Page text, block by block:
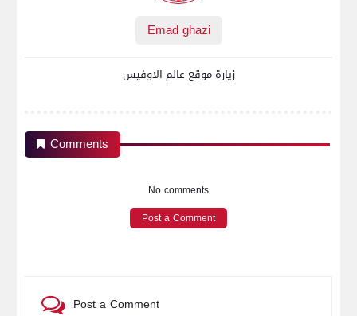
Emad ghazi
زيارة موقع عالم الاوفيس
Comments
No comments
Post a Comment
Post a Comment